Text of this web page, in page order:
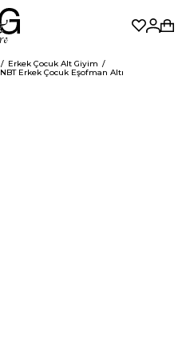
Erkek Çocuk Alt Giyim
NBT Erkek Çocuk Eşofman Altı